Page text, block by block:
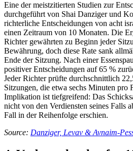
Eine der meistzitierten Studien zur
durchgeführt von Shai Danziger und
richterliche Entscheidungen von acht
einen Zeitraum von 10 Monaten. Die
Richter gewährten zu Beginn jeder
Bewährung, doch diese Rate sank
Ende der Sitzung. Nach einer
positiver Entscheidungen auf 65 %
Jeder Richter prüfte durchschnittlich
Sitzungen, die etwa sechs Minuten pro
Implikation ist tiefgreifend: Das
nicht von den Verdiensten seines Falls
Fall in der Reihenfolge erschien.
Source: Danziger, Levav & Avnaim-